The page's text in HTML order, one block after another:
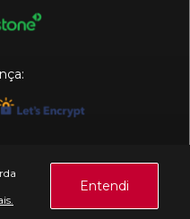
Entendi